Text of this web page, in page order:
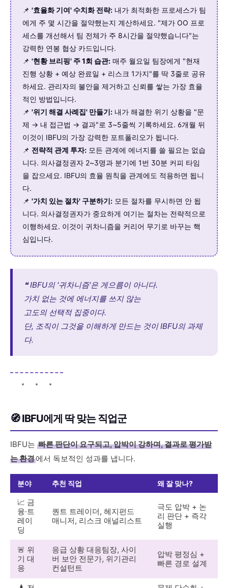
📌 '효율화 기여' 수치화 전략:내가 최적화한 프로세스가 팀
에게 주 몇 시간을 절약했는지 계산하세요. "제가 OO 프로
세스를 개선해서 팀 전체가 주 8시간을 절약했습니다"는
강력한 연봉 협상 카드입니다.
📌 '현황 브리핑' 주 1회 습관:매주 월요일 팀장에게 "현재
진행 상황 + 예상 완료일 + 리스크 1가지"를 딱 3줄로 공유
하세요. 관리자의 불안을 제거하고 신뢰를 쌓는 가장 효율
적인 방법입니다.
📌 '위기 해결 사례집' 만들기:내가 해결한 위기 상황을 "문
제 → 내 접근법 → 결과"로 3~5줄씩 기록하세요. 6개월 뒤
이것이 IBFU의 가장 강력한 포트폴리오가 됩니다.
📌 전략적 관계 투자:모든 관계에 에너지를 쓸 필요는 없습
니다. 의사결정권자 2~3명과 분기에 1번 30분 커피 타임
을 잡으세요. IBFU의 효율 원칙을 관계에도 적용하면 됩니
다.
📌 '가치 있는 절차' 구분하기:모든 절차를 무시하면 안 됩
니다. 의사결정권자가 중요하게 여기는 절차는 전략적으로
이행하세요. 이것이 귀차니즘을 커리어 무기로 바꾸는 핵
심입니다.
❝ IBFU의 '귀차니즘'은 게으름이 아니다.
가치 없는 것에 에너지를 쓰지 않는
고도의 선택적 집중이다.
단, 조직이 그것을 이해하게 만드는 것이 IBFU의 과제
다.
🧭 IBFU에게 딱 맞는 직업군
IBFU는 빠른 판단이 요구되고, 압박이 강하며, 결과로 평가받
는 환경에서 독보적인 성과를 냅니다.
분야 추천 직업 왜 잘 맞나?
📈 금
융·트
레이
딩
퀀트 트레이더, 헤지펀드
매니저, 리스크 애널리스트
극도 압박 + 논
리 판단 + 즉각
실행
🚨 위
기 대
응
응급 상황 대응팀장, 사이
버 보안 전문가, 위기관리
컨설턴트
압박 평정심 +
빠른 경로 설계